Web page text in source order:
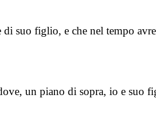
suo figlio, e che nel tempo
un piano di sopra, io e suo